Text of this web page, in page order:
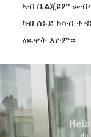
ኣብ ቤልጂዩም
ካብ ሰኑይ ክሳብ
ዕጹዋት እዮም።